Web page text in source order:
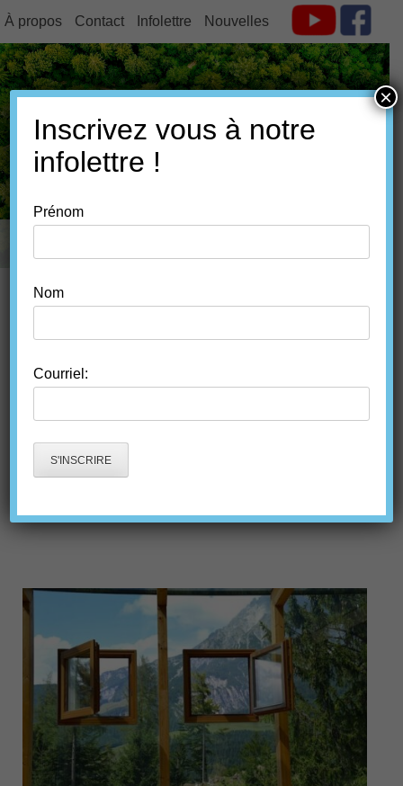
À propos Contact Infolettre Nouvelles
FORÊT ESTRIE
TRANSPARENT QUI
LES VITRES
Inscrivez vous à notre
infolettre !
Prénom
Nom
Courriel:
×